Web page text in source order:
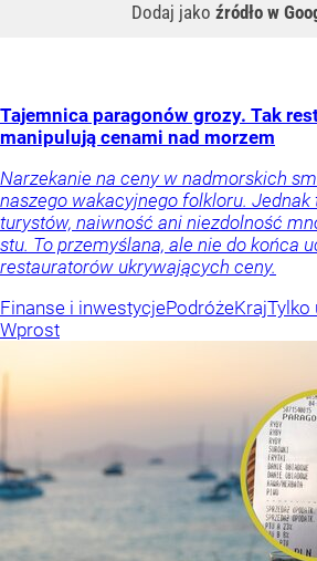
Dodaj jako źródło w
Tajemnica paragonów grozy. Tak
manipulują cenami nad morzem
Narzekanie na ceny w nadmorskich
naszego wakacyjnego folkloru. Jednak
turystów, naiwność ani niezdolność
stu. To przemyślana, ale nie do końca
restauratorów ukrywających ceny.
Finanse i inwestycjePodróżeKrajTylko
Wprost